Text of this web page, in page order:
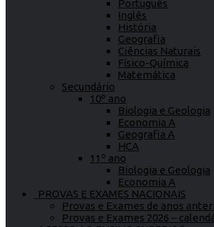
Português
Inglês
História
Geografia
Ciências Naturais
Físico-Química
Matemática
Secundário
10º ano
Biologia e Geologia
Economia A
Geografia A
HCA
11º ano
Biologia e Geologia
Economia A
PROVAS E EXAMES NACIONAIS
Provas e Exames de anos
Provas e Exames 2026 –